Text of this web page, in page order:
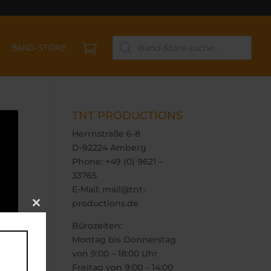
BAND-STORE 
Products
search
TNT PRODUCTIONS
Herrnstraße 6-8
D-92224 Amberg
Phone: +49 (0) 9621 –
33765
E-Mail: mail@tnt-
productions.de
Bürozeiten:
Montag bis Donnerstag
von 9:00 – 18:00 Uhr
Freitag von 9:00 – 14:00
Close